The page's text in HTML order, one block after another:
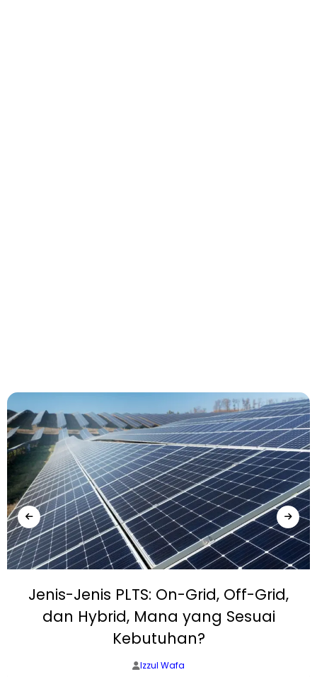
Jenis-Jenis PLTS: On-Grid, Off-Grid,
dan Hybrid, Mana yang Sesuai
Kebutuhan?
Izzul Wafa